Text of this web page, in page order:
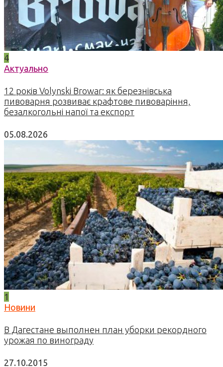
4
Актуально
12 років Volynski Browar: як березнівська
пивоварня розвиває крафтове пивоваріння,
безалкогольні напої та експорт
05.08.2026
1
Новини
В Дагестане выполнен план уборки рекордного
урожая по винограду
27.10.2015